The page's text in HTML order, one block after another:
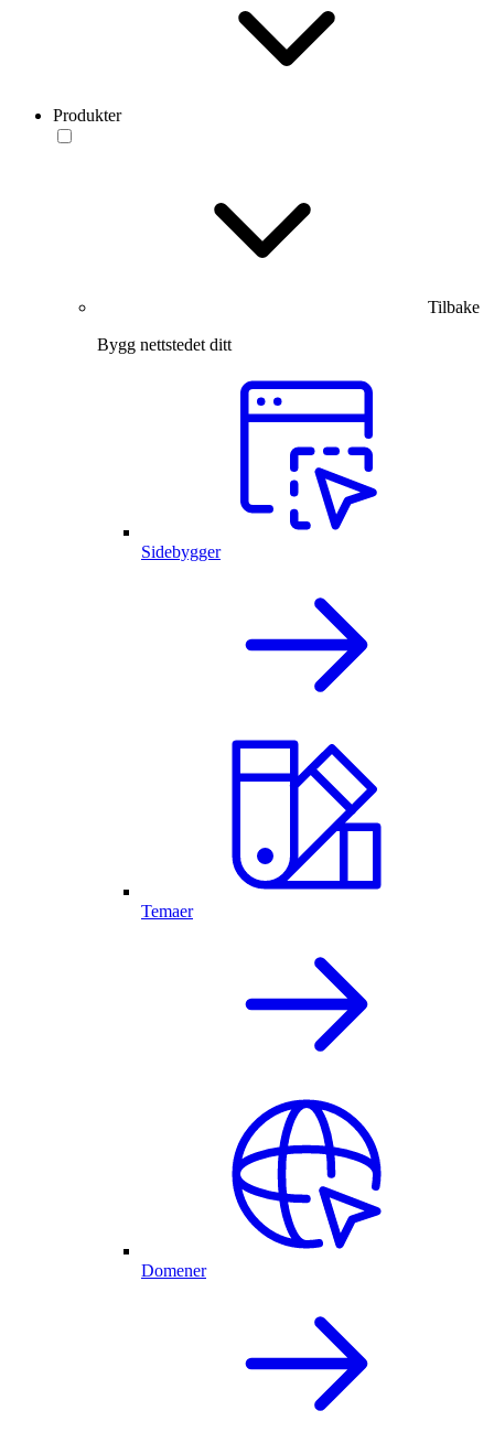
Produkter
Tilbake
Bygg nettstedet ditt
Sidebygger
Temaer
Domener